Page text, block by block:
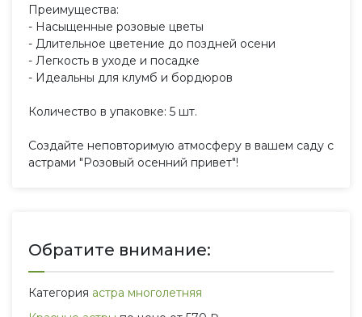
Преимущества:
- Насыщенные розовые цветы
- Длительное цветение до поздней осени
- Легкость в уходе и посадке
- Идеальны для клумб и бордюров
Количество в упаковке: 5 шт.
Создайте неповторимую атмосферу в вашем саду с
астрами "Розовый осенний привет"!
Обратите внимание:
Категория астра многолетняя